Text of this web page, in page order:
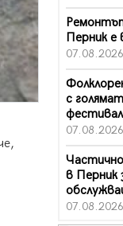
Перник е
с
в Перник